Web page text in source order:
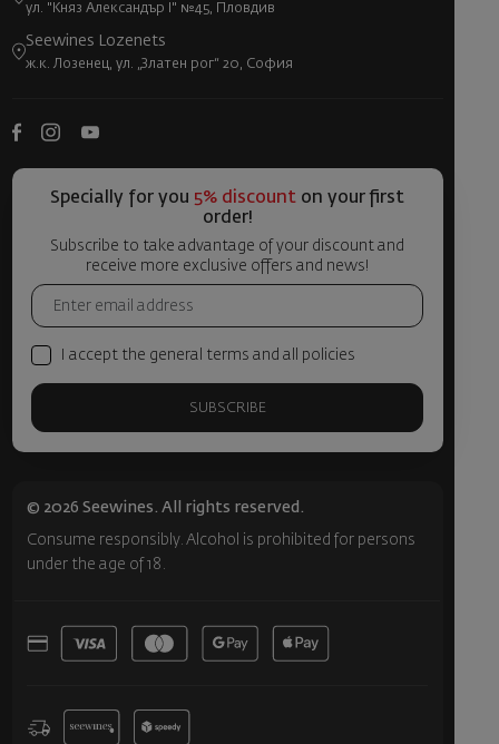
ул. "Княз Александър I" №45, Пловдив
Seewines Lozenets
ж.к. Лозенец, ул. „Златен рог“ 20, София
Specially for you 5% discount on your first
order!
Subscribe to take advantage of your discount and
receive more exclusive offers and news!
I accept the general terms and all policies
SUBSCRIBE
© 2026 Seewines. All rights reserved.
Consume responsibly. Alcohol is prohibited for persons
under the age of 18.